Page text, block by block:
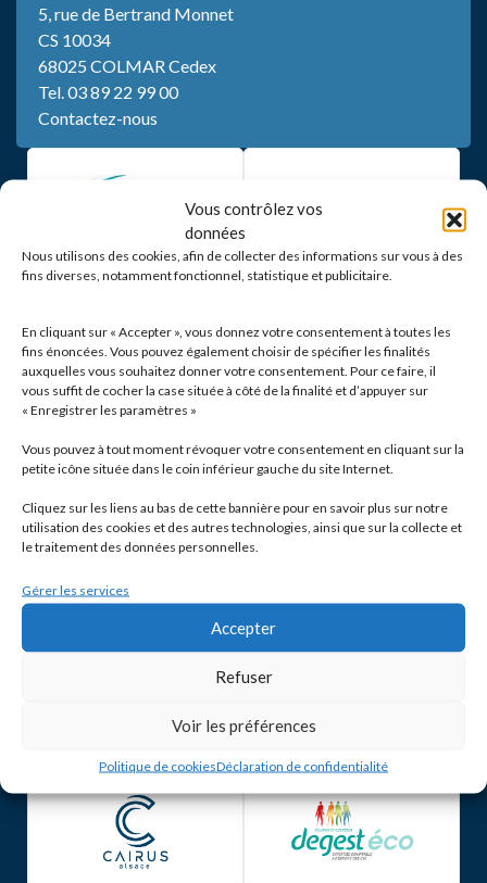
Vous contrôlez vos
données
Nous utilisons des cookies, afin de collecter des informations sur vous à des
fins diverses, notamment fonctionnel, statistique et publicitaire.
En cliquant sur « Accepter », vous donnez votre consentement à toutes les
fins énoncées. Vous pouvez également choisir de spécifier les finalités
auxquelles vous souhaitez donner votre consentement. Pour ce faire, il
vous suffit de cocher la case située à côté de la finalité et d’appuyer sur
« Enregistrer les paramètres »
Vous pouvez à tout moment révoquer votre consentement en cliquant sur la
petite icône située dans le coin inférieur gauche du site Internet.
Cliquez sur les liens au bas de cette bannière pour en savoir plus sur notre
utilisation des cookies et des autres technologies, ainsi que sur la collecte et
le traitement des données personnelles.
Gérer les services
Accepter
Refuser
Voir les préférences
Politique de cookiesDéclaration de confidentialité
5, rue de Bertrand Monnet
CS 10034
68025 COLMAR Cedex
Tel.03 89 22 99 00
Contactez-nous